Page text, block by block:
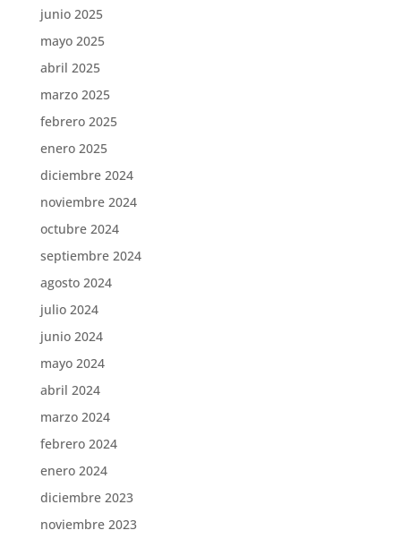
junio 2025
mayo 2025
abril 2025
marzo 2025
febrero 2025
enero 2025
diciembre 2024
noviembre 2024
octubre 2024
septiembre 2024
agosto 2024
julio 2024
junio 2024
mayo 2024
abril 2024
marzo 2024
febrero 2024
enero 2024
diciembre 2023
noviembre 2023